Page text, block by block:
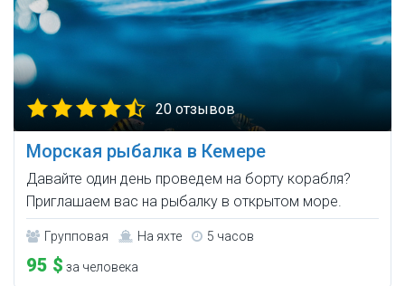
20 отзывов
Морская рыбалка в Кемере
Давайте один день проведем на борту корабля?
Приглашаем вас на рыбалку в открытом море.
Групповая На яхте 5 часов
95 $ за человека